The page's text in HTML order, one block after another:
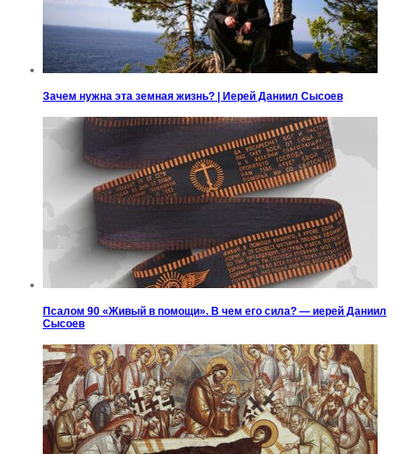
Зачем нужна эта земная жизнь? | Иерей Даниил Сысоев
Псалом 90 «Живый в помощи». В чем его сила? — иерей Даниил
Сысоев